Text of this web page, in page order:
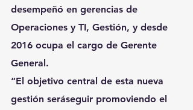
desempeñó en gerencias de
Operaciones y TI, Gestión, y desde
2016 ocupa el cargo de Gerente
General.
“El objetivo central de esta nueva
gestión seráseguir promoviendo el